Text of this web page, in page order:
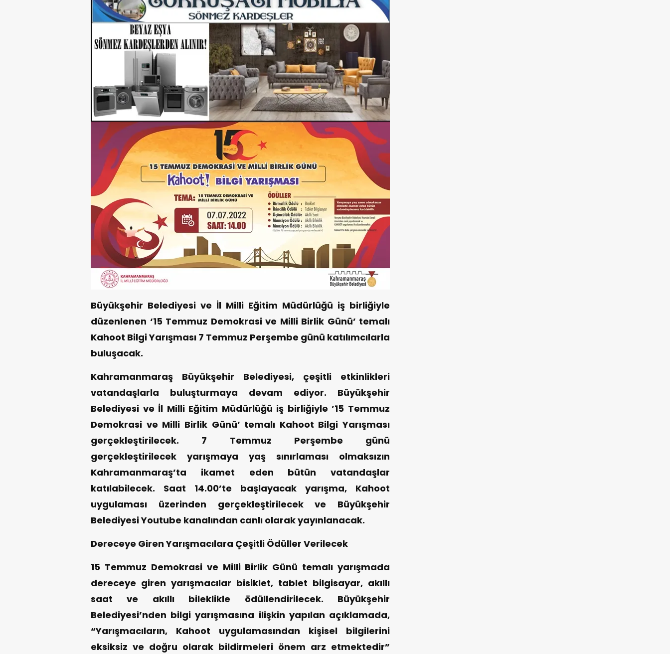
Büyükşehir Belediyesi ve İl Milli Eğitim Müdürlüğü iş birliğiyle
düzenlenen ‘15 Temmuz Demokrasi ve Milli Birlik Günü’ temalı
Kahoot Bilgi Yarışması 7 Temmuz Perşembe günü katılımcılarla
buluşacak.
Kahramanmaraş Büyükşehir Belediyesi, çeşitli etkinlikleri
vatandaşlarla buluşturmaya devam ediyor. Büyükşehir
Belediyesi ve İl Milli Eğitim Müdürlüğü iş birliğiyle ’15 Temmuz
Demokrasi ve Milli Birlik Günü’ temalı Kahoot Bilgi Yarışması
gerçekleştirilecek. 7 Temmuz Perşembe günü
gerçekleştirilecek yarışmaya yaş sınırlaması olmaksızın
Kahramanmaraş’ta ikamet eden bütün vatandaşlar
katılabilecek. Saat 14.00’te başlayacak yarışma, Kahoot
uygulaması üzerinden gerçekleştirilecek ve Büyükşehir
Belediyesi Youtube kanalından canlı olarak yayınlanacak.
Dereceye Giren Yarışmacılara Çeşitli Ödüller Verilecek
15 Temmuz Demokrasi ve Milli Birlik Günü temalı yarışmada
dereceye giren yarışmacılar bisiklet, tablet bilgisayar, akıllı
saat ve akıllı bileklikle ödüllendirilecek. Büyükşehir
Belediyesi’nden bilgi yarışmasına ilişkin yapılan açıklamada,
“Yarışmacıların, Kahoot uygulamasından kişisel bilgilerini
eksiksiz ve doğru olarak bildirmeleri önem arz etmektedir”